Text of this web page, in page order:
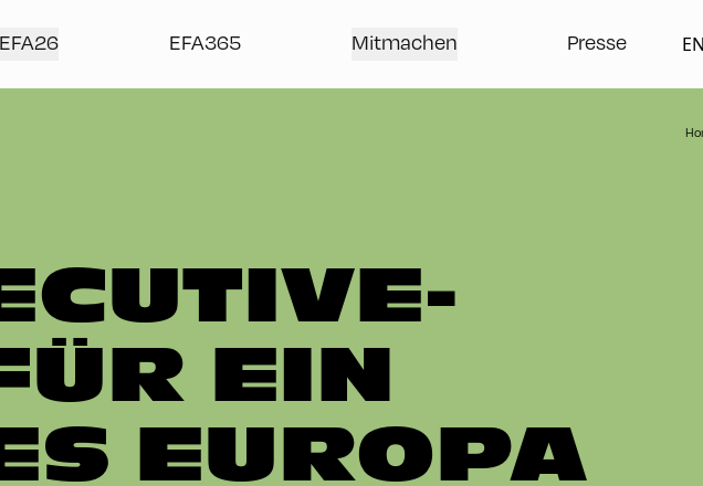
EFA26 EFA365 Mitmachen Presse EN
EIN
EUROPA